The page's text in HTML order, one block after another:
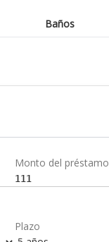
Baños
Monto del préstamo
Plazo